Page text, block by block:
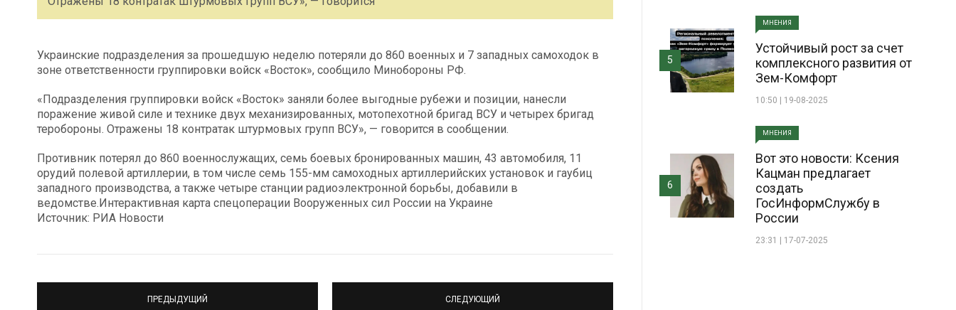
Украинские подразделения за прошедшую неделю потеряли до 860 военных и 7 западных самоходок в
зоне ответственности группировки войск «Восток», сообщило Минобороны РФ.
«Подразделения группировки войск «Восток» заняли более выгодные рубежи и позиции, нанесли
поражение живой силе и технике двух механизированных, мотопехотной бригад ВСУ и четырех бригад
теробороны. Отражены 18 контратак штурмовых групп ВСУ», — говорится в сообщении.
Противник потерял до 860 военнослужащих, семь боевых бронированных машин, 43 автомобиля, 11
орудий полевой артиллерии, в том числе семь 155-мм самоходных артиллерийских установок и гаубиц
западного производства, а также четыре станции радиоэлектронной борьбы, добавили в
ведомстве.Интерактивная карта спецоперации Вооруженных сил России на Украине
Источник: РИА Новости
ПРЕДЫДУЩИЙ СЛЕДУЮЩИЙ
МНЕНИЯ
Устойчивый рост за счет
комплексного развития от
Зем-Комфорт
10:50 | 19-08-2025
5
МНЕНИЯ
Вот это новости: Ксения
Кацман предлагает
создать
ГосИнформСлужбу в
России
23:31 | 17-07-2025
6